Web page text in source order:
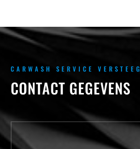
CARWASH SERVICE VERSTEEG
CONTACT GEGEVENS